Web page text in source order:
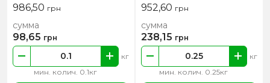
986,50 грн
мин. колич. 0.1кг
кг
сумма
98,65 грн
952,60 грн
мин. колич. 0.25кг
кг
сумма
238,15 грн